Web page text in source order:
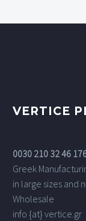
VERTICE
0030 210 32 46
Greek
in large sizes and
Wholesale
info {at} vertice.gr